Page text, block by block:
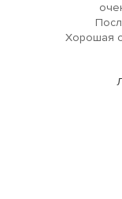
Хорошая